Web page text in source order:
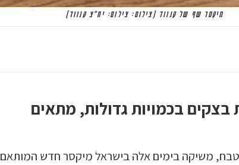
מיקסר שף של קנווד (צילום: צילום: יח"צ קנווד)
בצקים בכמויות גדולות, מתאים
משיקה בימים אלה בישראל מיקסר חדש המותאם